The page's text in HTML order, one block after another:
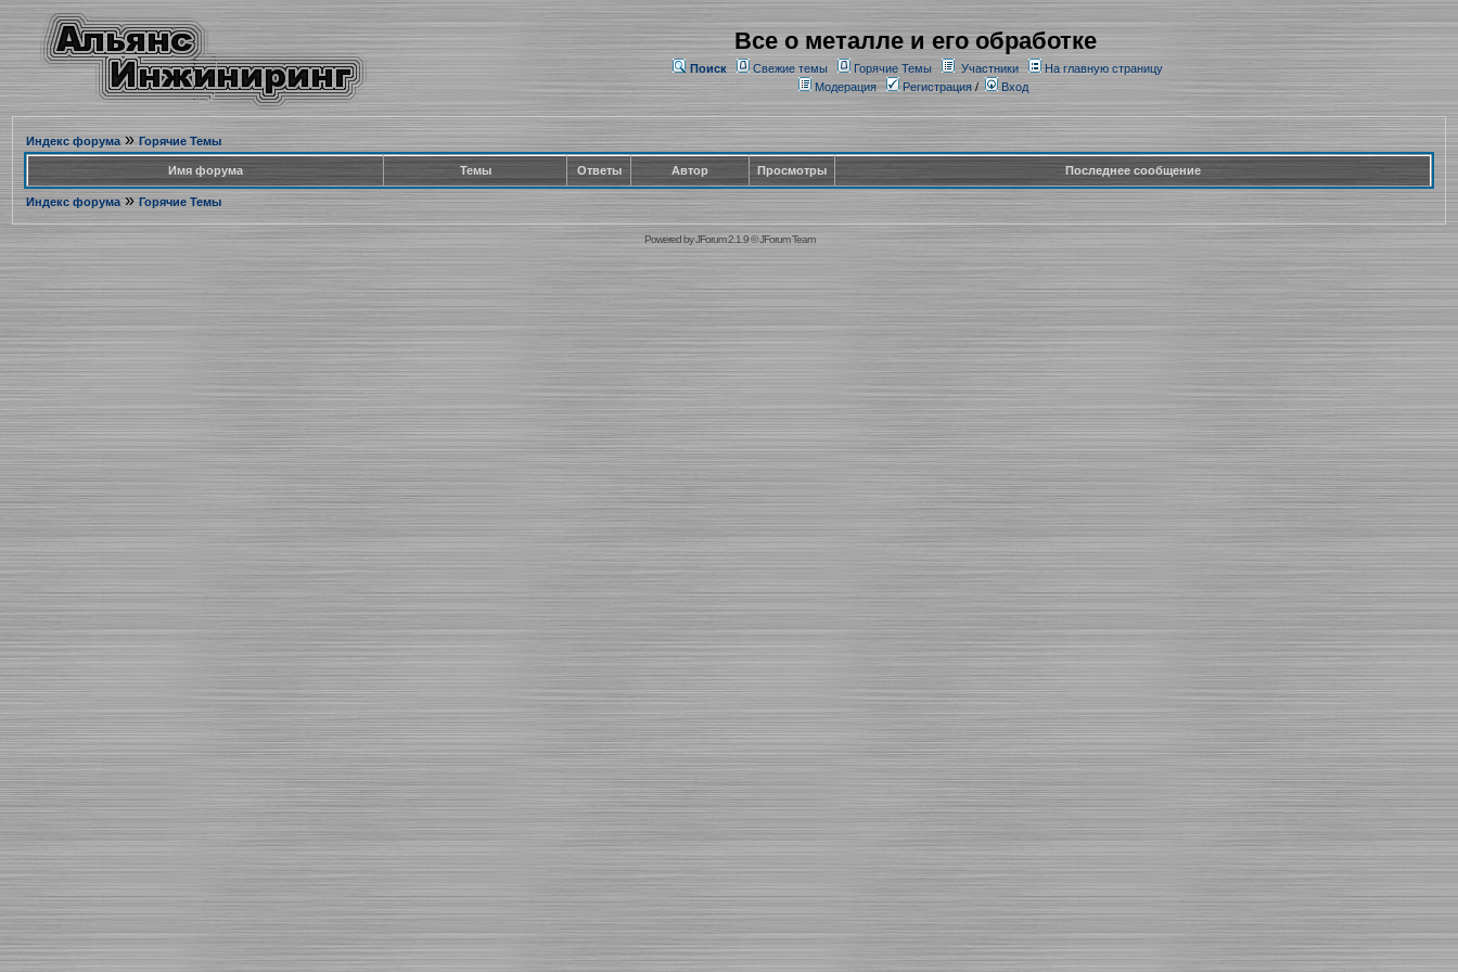
Все о металле и его обработке
Поиск Свежие темы Горячие Темы Участники
На главную страницу
Модерация
Регистрация/ Вход
Индекс форума» Горячие Темы
Имя форума Темы Ответы Автор Просмотры Последнее сообщение
Индекс форума» Горячие Темы
Powered byJForum 2.1.9©JForum Team